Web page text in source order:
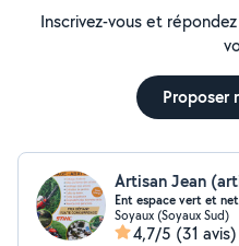
Inscrivez-vous et
Proposer
Artisan Jean
Ent espace vert et
Soyaux (Soyaux Sud)
4,7/5 (31 avis)